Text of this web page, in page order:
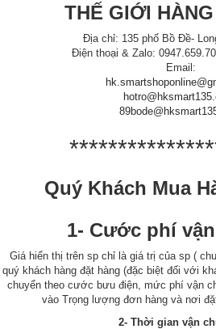
THẾ GIỚI
Địa chỉ: 135 phố Bồ Đề-
Điện thoại & Zalo:
Email:
Quý Khách Mua
1- Cước phí
Giá hiển thị trên sp chỉ là giá trị của sp (
quý khách hàng đặt hàng (đặc biệt đối với
chuyển theo cước bưu điện, mức phí vận
vào Trọng lượng đơn hàng và nơi
2- Thời gian vận